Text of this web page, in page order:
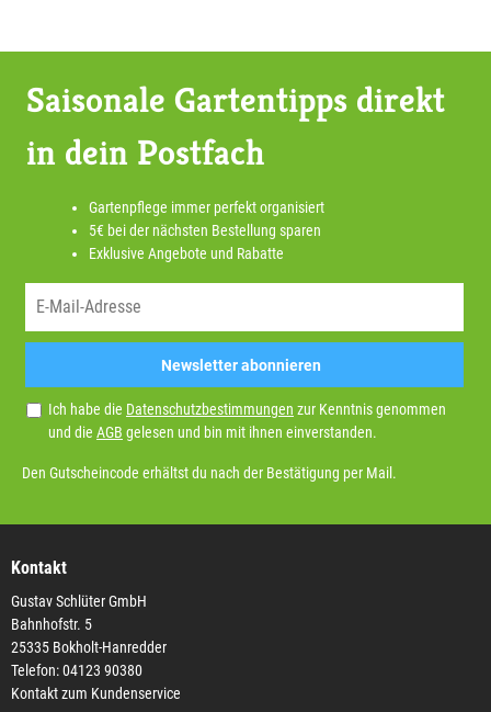
Saisonale Gartentipps direkt
in dein Postfach
Gartenpflege immer perfekt organisiert
5€ bei der nächsten Bestellung sparen
Exklusive Angebote und Rabatte
Newsletter abonnieren
Ich habe die Datenschutzbestimmungen zur Kenntnis genommen
und die AGB gelesen und bin mit ihnen einverstanden.
Den Gutscheincode erhältst du nach der Bestätigung per Mail.
Kontakt
Gustav Schlüter GmbH
Bahnhofstr. 5
25335 Bokholt-Hanredder
Telefon: 04123 90380
Kontakt zum Kundenservice